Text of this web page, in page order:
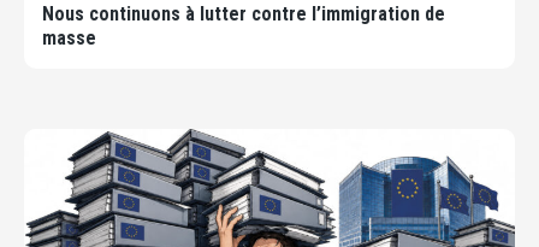
Nous continuons à lutter contre l’immigration de
masse